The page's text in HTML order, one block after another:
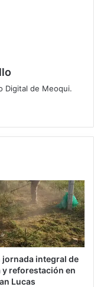
Digital de Meoqui.
jornada integral de
y reforestación en
Lucas